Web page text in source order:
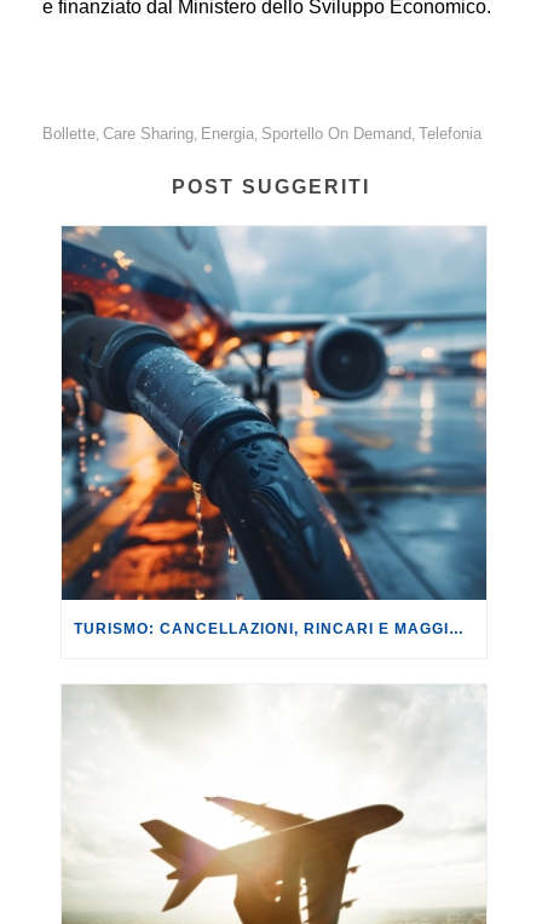
e finanziato dal Ministero dello Sviluppo Economico.
Bollette, Care Sharing, Energia, Sportello On Demand, Telefonia
POST SUGGERITI
TURISMO: CANCELLAZIONI, RINCARI E MAGGIORAZIONI DI VOLI E PRENOTAZIONI.